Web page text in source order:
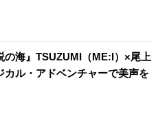
の海』TSUZUMI（ME:I）×尾上
カル・アドベンチャーで美声を